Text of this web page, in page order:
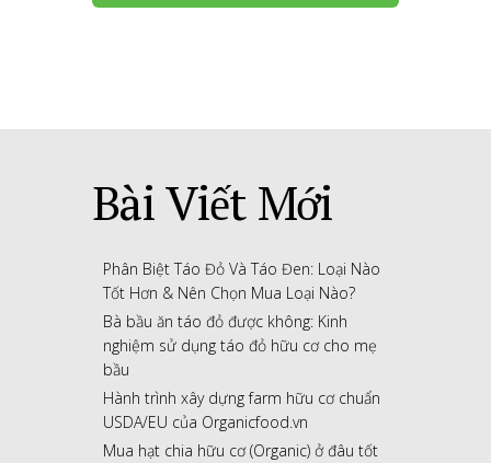
Bài Viết Mới
Phân Biệt Táo Đỏ Và Táo Đen: Loại Nào
Tốt Hơn & Nên Chọn Mua Loại Nào?
Bà bầu ăn táo đỏ được không: Kinh
nghiệm sử dụng táo đỏ hữu cơ cho mẹ
bầu
Hành trình xây dựng farm hữu cơ chuẩn
USDA/EU của Organicfood.vn
Mua hạt chia hữu cơ (Organic) ở đâu tốt